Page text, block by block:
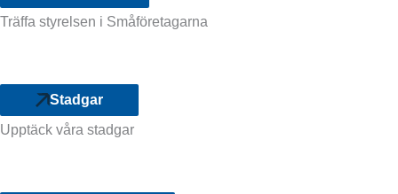
Träffa styrelsen i Småföretagarna
Stadgar
Upptäck våra stadgar